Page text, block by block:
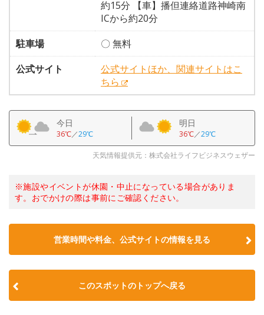
約15分 【車】播但連絡道路神崎南
ICから約20分
駐車場
〇 無料
公式サイト
公式サイトほか、関連サイトはこ
ちら
今日
36℃／29℃
明日
36℃／29℃
天気情報提供元：株式会社ライフビジネスウェザー
※施設やイベントが休園・中止になっている場合がありま
す。おでかけの際は事前にご確認ください。
営業時間や料金、公式サイトの情報を見る
このスポットのトップへ戻る